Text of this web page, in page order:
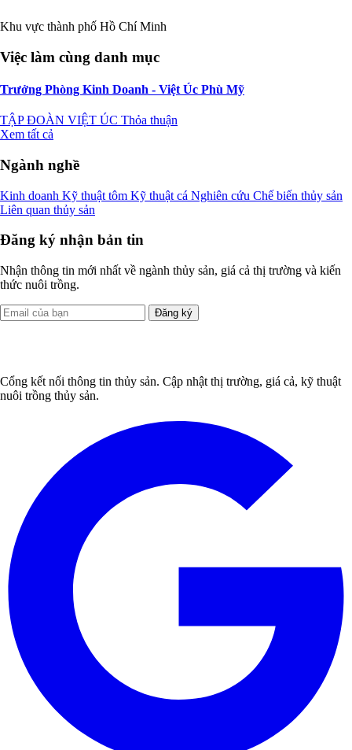
Khu vực thành phố Hồ Chí Minh
Việc làm cùng danh mục
Trưởng Phòng Kinh Doanh - Việt Úc Phù Mỹ
TẬP ĐOÀN VIỆT ÚC Thỏa thuận
Xem tất cả
Ngành nghề
Kinh doanh Kỹ thuật tôm Kỹ thuật cá Nghiên cứu Chế biến thủy sản
Liên quan thủy sản
Đăng ký nhận bản tin
Nhận thông tin mới nhất về ngành thủy sản, giá cả thị trường và kiến
thức nuôi trồng.
Đăng ký
Cổng kết nối thông tin thủy sản. Cập nhật thị trường, giá cả, kỹ thuật
nuôi trồng thủy sản.